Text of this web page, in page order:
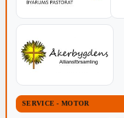
SERVICE - MOTOR